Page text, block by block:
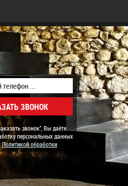
звонок", Вы даёте
персональных данных
Политикой обработки